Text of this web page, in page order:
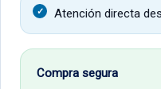
Atención directa
Compra segura